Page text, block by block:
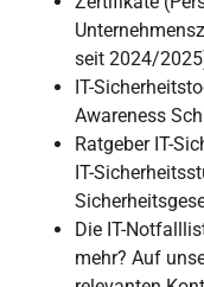
seit 2024/
IT-
Awareness
Ratgeber IT-
IT-
Die IT-
mehr? Auf